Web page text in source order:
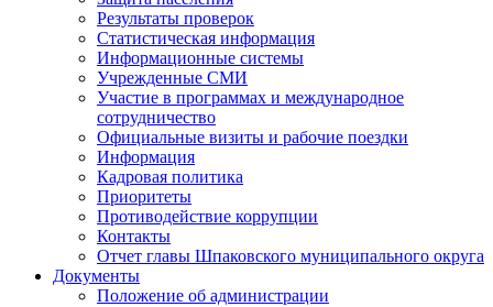
Результаты проверок
Статистическая информация
Информационные системы
Учрежденные СМИ
Участие в программах и международное
сотрудничество
Официальные визиты и рабочие поездки
Информация
Кадровая политика
Приоритеты
Противодействие коррупции
Контакты
Отчет главы Шпаковского муниципального округа
Документы
Положение об администрации